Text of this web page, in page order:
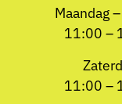
Maandag
11:00 –
11:00 –